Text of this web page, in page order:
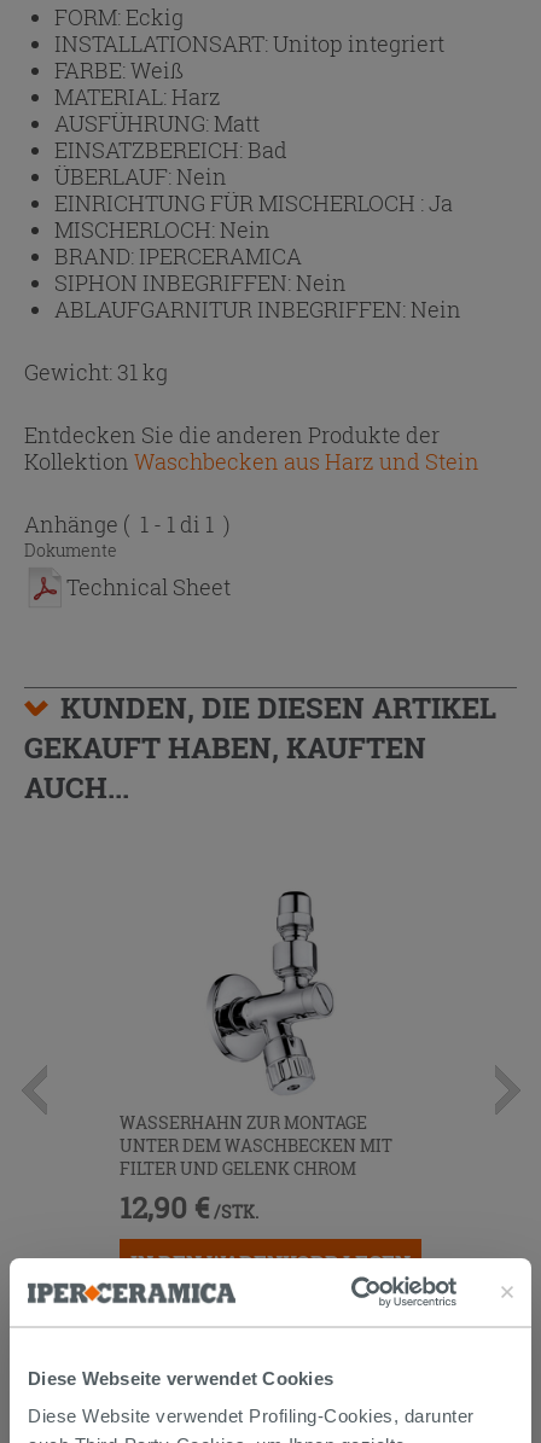
Diese Webseite verwendet Cookies
Diese Website verwendet Profiling-Cookies, darunter
FORM:Eckig
INSTALLATIONSART:Unitop integriert
FARBE:Weiß
MATERIAL:Harz
AUSFÜHRUNG:Matt
EINSATZBEREICH:Bad
ÜBERLAUF:Nein
EINRICHTUNG FÜR MISCHERLOCH :Ja
MISCHERLOCH:Nein
BRAND: IPERCERAMICA
SIPHON INBEGRIFFEN:Nein
ABLAUFGARNITUR INBEGRIFFEN:Nein
Gewicht: 31 kg
Entdecken Sie die anderen Produkte der
Kollektion Waschbecken aus Harz und Stein
Anhänge ( 1 - 1 di 1 )
Dokumente
Technical Sheet
KUNDEN, DIE DIESEN ARTIKEL
GEKAUFT HABEN, KAUFTEN
AUCH...
WASSERHAHN ZUR MONTAGE
UNTER DEM WASCHBECKEN MIT
FILTER UND GELENK CHROM
12,90 € /STK.
IN DEN WARENKORB LEGEN